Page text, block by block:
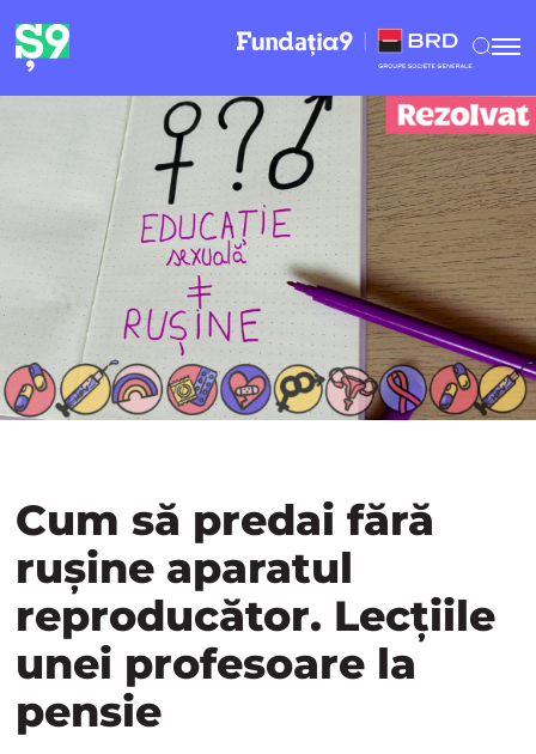
Cum să predai fără
rușine aparatul
reproducător. Lecțiile
unei profesoare la
pensie